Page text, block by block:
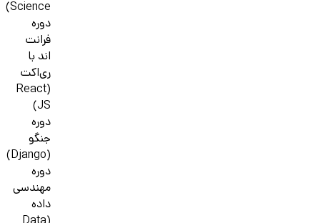
Science)
دوره
فرانت
اند با
ری‌اکت
(React
JS)
دوره
جنگو
(Django)
دوره
مهندسی
داده